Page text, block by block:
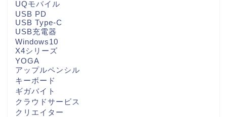
UQモバイル
USB PD
USB Type-C
USB充電器
Windows10
X4シリーズ
YOGA
アップルペンシル
キーボード
ギガバイト
クラウドサービス
クリエイター